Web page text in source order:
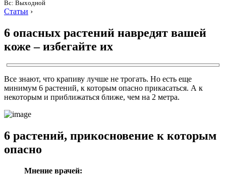
Вс: Выходной
Статьи ›
6 опасных растений навредят вашей
коже – избегайте их
Все знают, что крапиву лучше не трогать. Но есть еще
минимум 6 растений, к которым опасно прикасаться. А к
некоторым и приближаться ближе, чем на 2 метра.
6 растений, прикосновение к которым
опасно
Мнение врачей: